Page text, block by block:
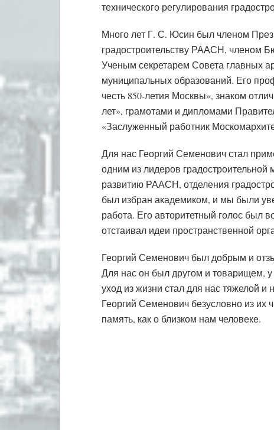
технического регулирования
Много лет Г. С. Юсин был членом
градостроительству РААСН, членом
Ученым секретарем Совета главных
муниципальных образований. Его
честь 850-летия Москвы», знаком
лет», грамотами и дипломами
«Заслуженный работник
Для нас Георгий Семенович стал
одним из лидеров
развитию РААСН, отделения
был избран академиком, и мы были
работа. Его авторитетный голос был
отстаивал идеи пространственной
Георгий Семенович был добрым и
Для нас он был другом и товарищем,
уход из жизни стал для нас тяжелой
Георгий Семенович безусловно из
память, как о близком нам человеке.